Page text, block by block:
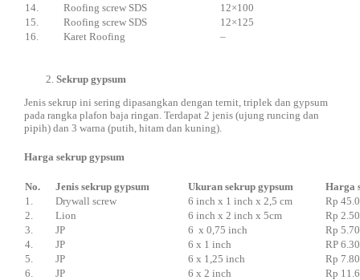
14.
Roofing screw SDS
12×100
15.
Roofing screw SDS
12×125
16.
Karet Roofing –
Sekrup gypsum
Jenis sekrup ini sering dipasangkan dengan ternit, triplek dan gypsum
pada rangka plafon baja ringan. Terdapat 2 jenis (ujung runcing dan
pipih) dan 3 warna (putih, hitam dan kuning).
Harga sekrup gypsum
No. Jenis sekrup gypsum Ukuran sekrup gypsum
Harga
1.
Drywall screw 6 inch x 1 inch x 2,5 cm
Rp
2.
Lion 6 inch x 2 inch x 5cm
Rp
3.
JP 6 x 0,75 inch
Rp
4.
JP 6 x 1 inch
RP
5.
JP 6 x 1,25 inch
Rp
6.
JP 6 x 2 inch
Rp